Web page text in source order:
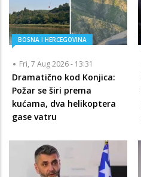
BOSNA I HERCEGOVINA
Fri, 7 Aug 2026 - 13:31
Dramatično kod Konjica:
Požar se širi prema
kućama, dva helikoptera
gase vatru